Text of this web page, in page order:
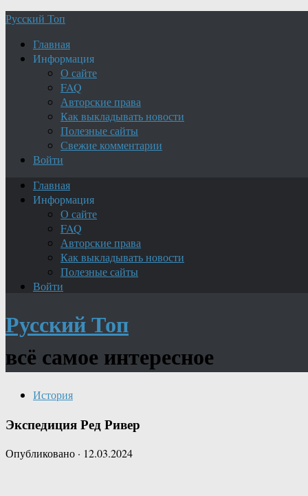
Русский Топ
Главная
Информация
О сайте
FAQ
Авторские права
Как выкладывать новости
Полезные сайты
Свежие комментарии
Войти
Главная
Информация
О сайте
FAQ
Авторские права
Как выкладывать новости
Полезные сайты
Войти
Русский Топ
всё самое интересное
История
Экспедиция Ред Ривер
Опубликовано · 12.03.2024